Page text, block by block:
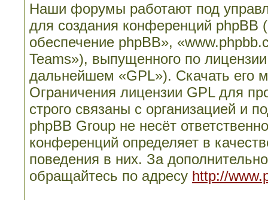
Наши форумы работают под
для создания конференций
обеспечение phpBB»,
Teams»), выпущенного по
дальнейшем «GPL»). Скачать его
Ограничения лицензии GPL для
строго связаны с организацией и
phpBB Group не несёт
конференций определяет в
поведения в них. За
обращайтесь по адресу http://